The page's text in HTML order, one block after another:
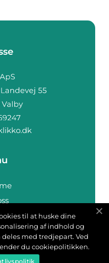
Oss
til at huske dine
af indhold og
med tredjepart. Ved
du cookiepolitikken.